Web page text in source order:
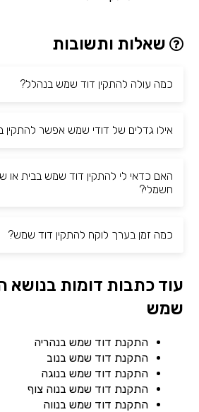
שאלות ותשובות
כמה עולה להתקין דוד שמש בנהלל?
אילו גדלים של דודי שמש אפשר להתקין
האם כדאי לי להתקין דוד שמש בבית או
חשמלי?
כמה זמן בערך לוקח להתקין דוד שמש?
עוד כתבות דומות בנושא
שמש
התקנת דוד שמש בנהריה
התקנת דוד שמש בנוב
התקנת דוד שמש בנוגה
התקנת דוד שמש בנוה צוף
התקנת דוד שמש בנווה